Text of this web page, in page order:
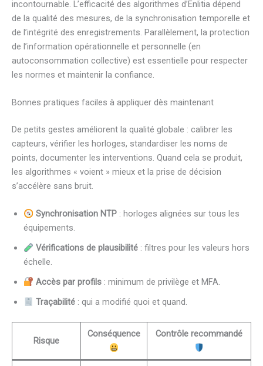
incontournable. L’efficacité des algorithmes d’Enlitia dépend
de la qualité des mesures, de la synchronisation temporelle et
de l’intégrité des enregistrements. Parallèlement, la protection
de l’information opérationnelle et personnelle (en
autoconsommation collective) est essentielle pour respecter
les normes et maintenir la confiance.
Bonnes pratiques faciles à appliquer dès maintenant
De petits gestes améliorent la qualité globale : calibrer les
capteurs, vérifier les horloges, standardiser les noms de
points, documenter les interventions. Quand cela se produit,
les algorithmes « voient » mieux et la prise de décision
s’accélère sans bruit.
Synchronisation NTP: horloges alignées sur tous les
équipements.
Vérifications de plausibilité: filtres pour les valeurs hors
échelle.
Accès par profils: minimum de privilège et MFA.
Traçabilité: qui a modifié quoi et quand.
Risque
Conséquence Contrôle recommandé